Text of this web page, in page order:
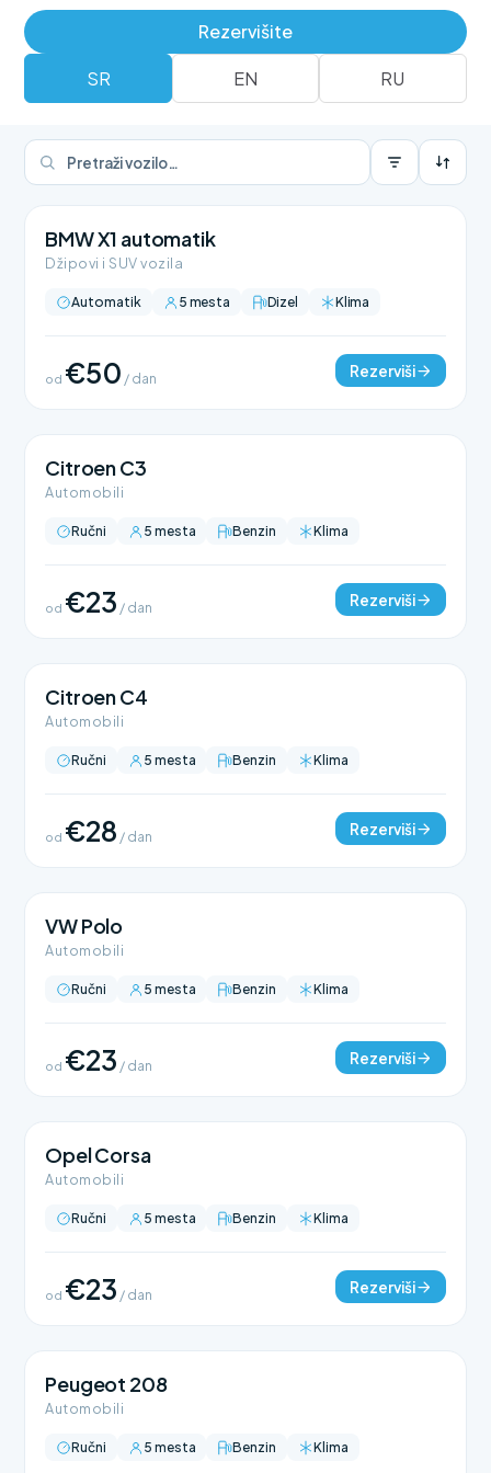
Rezervišite
SR EN RU
Rezerviši Rent a car flota
BMW X1 automatik
Džipovi i SUV vozila
Automatik 5 mesta Dizel Klima
od €50 / dan Rezerviši
Citroen C3
Automobili
Ručni 5 mesta Benzin Klima
od €23 / dan Rezerviši
Citroen C4
Automobili
Ručni 5 mesta Benzin Klima
od €28 / dan Rezerviši
VW Polo
Automobili
Ručni 5 mesta Benzin Klima
od €23 / dan Rezerviši
Opel Corsa
Automobili
Ručni 5 mesta Benzin Klima
od €23 / dan Rezerviši
Peugeot 208
Automobili
Ručni 5 mesta Benzin Klima